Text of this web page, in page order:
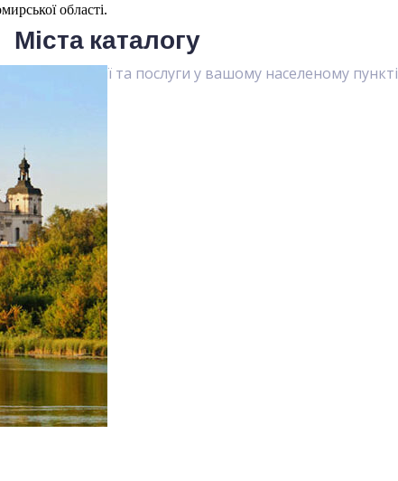
області.
Міста каталогу
компанії та послуги у вашому населеному пункті